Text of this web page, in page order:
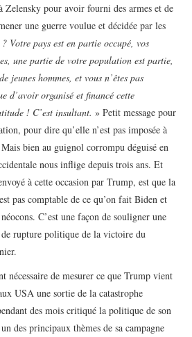
Zelensky pour avoir fourni des armes et de
une guerre voulue et décidée par les
Votre pays est en partie occupé, vos
une partie de votre population est partie,
jeunes hommes, et vous n’êtes pas
d’avoir organisé et financé cette
! C’est insultant. » Petit message pour
pour dire qu’elle n’est pas imposée à
bien au guignol corrompu déguisé en
nous inflige depuis trois ans. Et
à cette occasion par Trump, est que la
pas comptable de ce qu’on fait Biden et
C’est une façon de souligner une
rupture politique de la victoire du
de mesurer ce que Trump vient
USA une sortie de la catastrophe
des mois critiqué la politique de son
des principaux thèmes de sa campagne